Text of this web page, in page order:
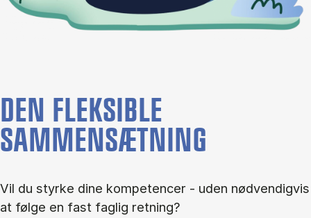
DEN FLEKSIBLE
SAMMENSÆTNING
Vil du styr­ke dine kom­pe­ten­cer - uden nød­ven­dig­vis
at føl­ge en fast fag­lig ret­ning?